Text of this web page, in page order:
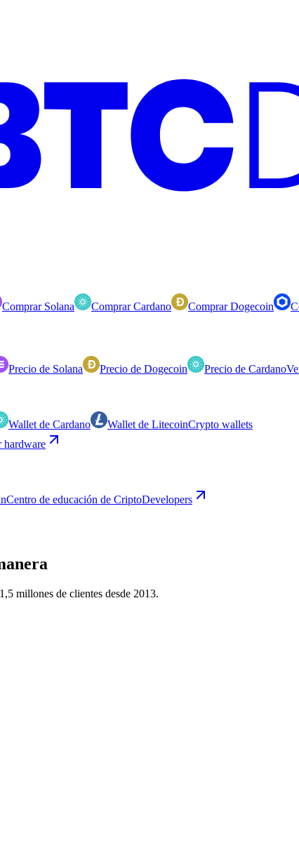
Comprar Solana Comprar Cardano Comprar Dogecoin
Precio de Solana Precio de Dogecoin Precio de Cardano
Wallet de Cardano Wallet de LitecoinCrypto wallets
Centro de educación de CriptoDevelopers
millones de clientes desde 2013.